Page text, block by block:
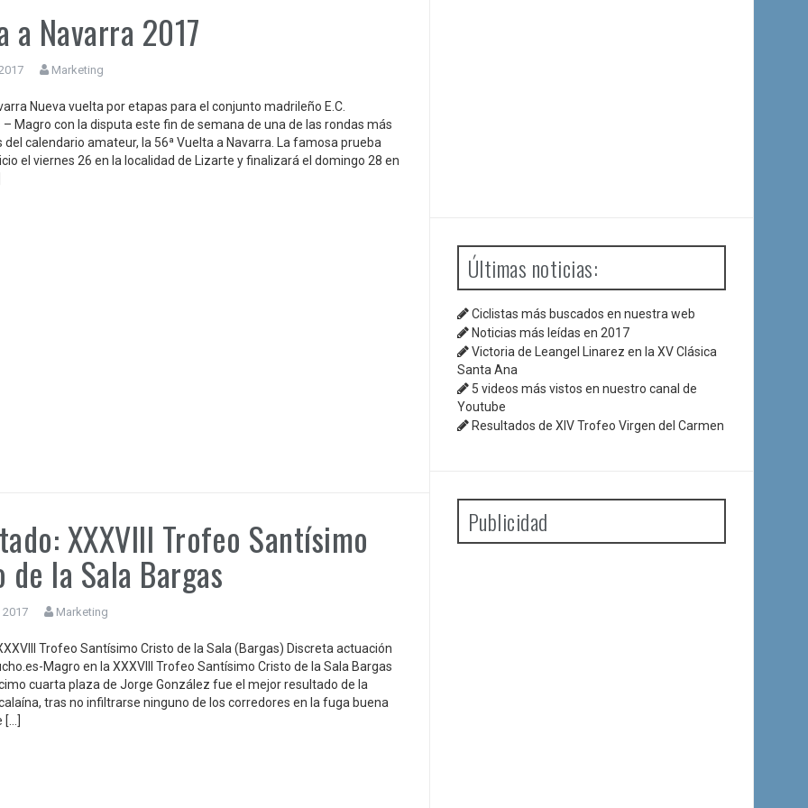
a Navarra 2017
Marketing
Nueva vuelta por etapas para el conjunto madrileño E.C.
– Magro con la disputa este fin de semana de una de las rondas más
calendario amateur, la 56ª Vuelta a Navarra. La famosa prueba
el viernes 26 en la localidad de Lizarte y finalizará el domingo 28 en
XXXVIII Trofeo Santísimo
la Sala Bargas
2017 Marketing
Trofeo Santísimo Cristo de la Sala (Bargas) Discreta actuación
Magro en la XXXVIII Trofeo Santísimo Cristo de la Sala Bargas
cuarta plaza de Jorge González fue el mejor resultado de la
tras no infiltrarse ninguno de los corredores en la fuga buena
[…]
Últimas noticias:
Ciclistas más buscados en nuestra web
Noticias más leídas en 2017
Victoria de Leangel Linarez en la XV Clásica
Santa Ana
5 videos más vistos en nuestro canal de
Youtube
Resultados de XIV Trofeo Virgen del Carmen
Publicidad